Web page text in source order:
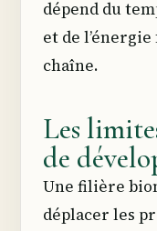
dépend du
et de
chaîne.
Les
de
Une filière
déplacer les